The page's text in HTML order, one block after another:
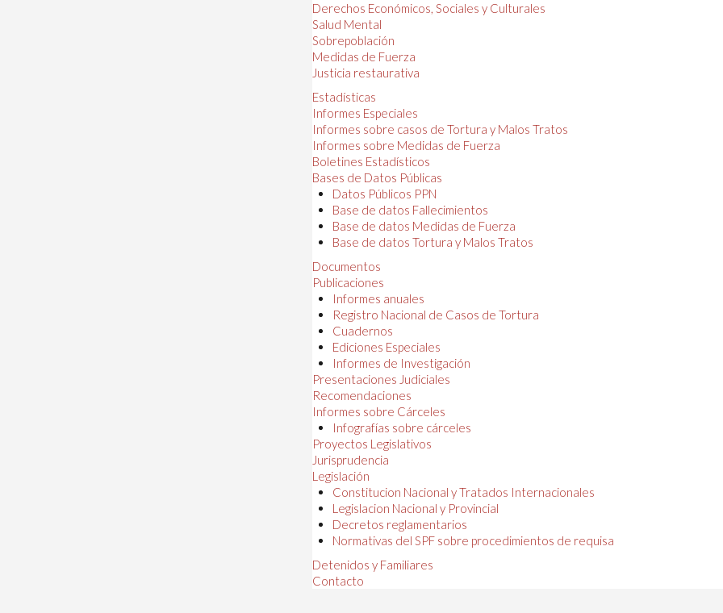
Derechos Económicos, Sociales y Culturales
Salud Mental
Sobrepoblación
Medidas de Fuerza
Justicia restaurativa
Estadísticas
Informes Especiales
Informes sobre casos de Tortura y Malos Tratos
Informes sobre Medidas de Fuerza
Boletines Estadísticos
Bases de Datos Públicas
Datos Públicos PPN
Base de datos Fallecimientos
Base de datos Medidas de Fuerza
Base de datos Tortura y Malos Tratos
Documentos
Publicaciones
Informes anuales
Registro Nacional de Casos de Tortura
Cuadernos
Ediciones Especiales
Informes de Investigación
Presentaciones Judiciales
Recomendaciones
Informes sobre Cárceles
Infografías sobre cárceles
Proyectos Legislativos
Jurisprudencia
Legislación
Constitucion Nacional y Tratados Internacionales
Legislacion Nacional y Provincial
Decretos reglamentarios
Normativas del SPF sobre procedimientos de requisa
Detenidos y Familiares
Contacto